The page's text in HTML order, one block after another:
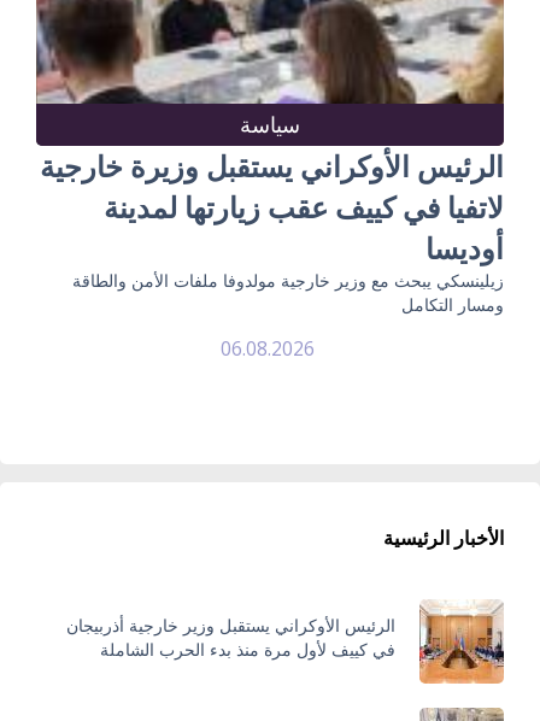
سياسة
الرئيس الأوكراني يستقبل وزيرة خارجية
لاتفيا في كييف عقب زيارتها لمدينة
أوديسا
زيلينسكي يبحث مع وزير خارجية مولدوفا ملفات الأمن والطاقة
ومسار التكامل
06.08.2026
الأخبار الرئيسية
الرئيس الأوكراني يستقبل وزير خارجية أذربيجان
في كييف لأول مرة منذ بدء الحرب الشاملة